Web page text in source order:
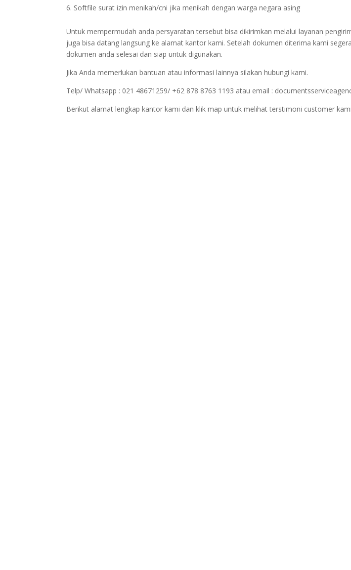
Softfile surat izin menikah/cni jika menikah dengan warga negara asing
Untuk mempermudah anda persyaratan tersebut bisa dikirimkan melalui layanan
juga bisa datang langsung ke alamat kantor kami. Setelah dokumen diterima kami
dokumen anda selesai dan siap untuk digunakan.
Jika Anda memerlukan bantuan atau informasi lainnya silakan hubungi kami.
Telp/ Whatsapp : 021 48671259/ +62 878 8763 1193 atau email :
Berikut alamat lengkap kantor kami dan klik map untuk melihat terstimoni customer